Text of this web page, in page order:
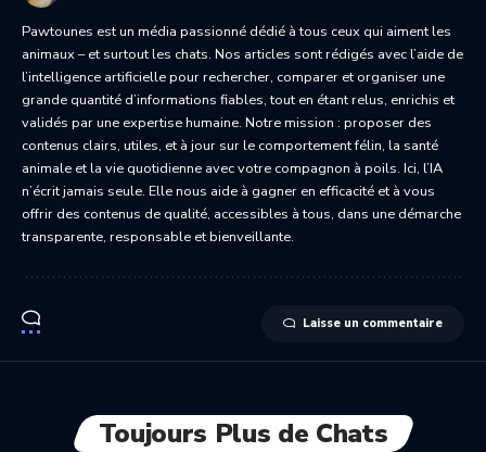
Pawtounes est un média passionné dédié à tous ceux qui aiment les
animaux – et surtout les chats. Nos articles sont rédigés avec l’aide de
l’intelligence artificielle pour rechercher, comparer et organiser une
grande quantité d’informations fiables, tout en étant relus, enrichis et
validés par une expertise humaine. Notre mission : proposer des
contenus clairs, utiles, et à jour sur le comportement félin, la santé
animale et la vie quotidienne avec votre compagnon à poils. Ici, l’IA
n’écrit jamais seule. Elle nous aide à gagner en efficacité et à vous
offrir des contenus de qualité, accessibles à tous, dans une démarche
transparente, responsable et bienveillante.
Laisse un commentaire
Toujours Plus de Chats